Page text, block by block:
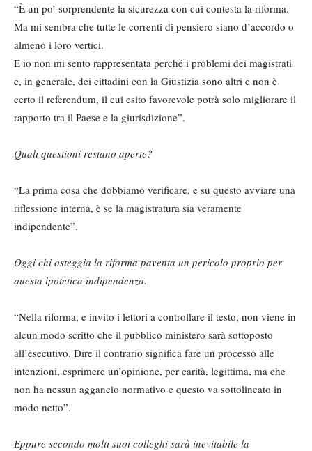
“È un po’ sorprendente la sicurezza con cui contesta la riforma.
Ma mi sembra che tutte le correnti di pensiero siano d’accordo o
almeno i loro vertici.
E io non mi sento rappresentata perché i problemi dei magistrati
e, in generale, dei cittadini con la Giustizia sono altri e non è
certo il referendum, il cui esito favorevole potrà solo migliorare il
rapporto tra il Paese e la giurisdizione”.
Quali questioni restano aperte?
“La prima cosa che dobbiamo verificare, e su questo avviare una
riflessione interna, è se la magistratura sia veramente
indipendente”.
Oggi chi osteggia la riforma paventa un pericolo proprio per
questa ipotetica indipendenza.
“Nella riforma, e invito i lettori a controllare il testo, non viene in
alcun modo scritto che il pubblico ministero sarà sottoposto
all’esecutivo. Dire il contrario significa fare un processo alle
intenzioni, esprimere un’opinione, per carità, legittima, ma che
non ha nessun aggancio normativo e questo va sottolineato in
modo netto”.
Eppure secondo molti suoi colleghi sarà inevitabile la